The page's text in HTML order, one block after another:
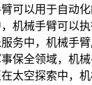
可以用于自动
机械手臂可以
务中，机械手
保全领域，机
太空探索中，